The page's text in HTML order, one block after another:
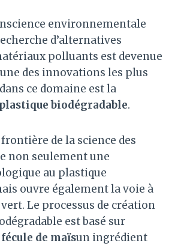
environnementale
d’alternatives
polluants est devenue
des innovations les plus
ce domaine est la
plastique biodégradable.
de la science des
non seulement une
au plastique
ouvre également la voie à
Le processus de création
est basé sur
fécule de maïsun ingrédient